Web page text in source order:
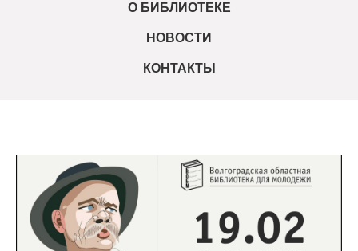
О БИБЛИОТЕКЕ
НОВОСТИ
КОНТАКТЫ